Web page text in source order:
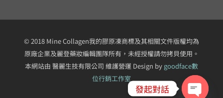
© 2018 Mine Collagen我的膠原凍商標及其相關文件版權均為
原廠企業及麗登藥妝編輯團隊所有，未經授權請勿拷貝使用。
本網站由 醫麗生技有限公司 維護營運 Design by goodface數
位行銷工作室
發起對話